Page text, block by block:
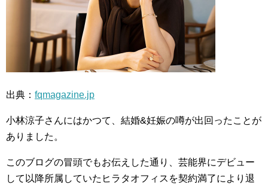
出典： fqmagazine.jp
小林涼子さんにはかつて、結婚&妊娠の噂が出回ったことが
ありました。
このブログの冒頭でもお伝えした通り、芸能界にデビュー
して以降所属していたヒラタオフィスを契約満了により退